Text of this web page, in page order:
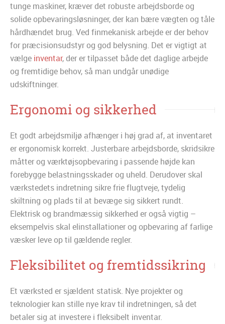
tunge maskiner, kræver det robuste arbejdsborde og
solide opbevaringsløsninger, der kan bære vægten og tåle
hårdhændet brug. Ved finmekanisk arbejde er der behov
for præcisionsudstyr og god belysning. Det er vigtigt at
vælge inventar, der er tilpasset både det daglige arbejde
og fremtidige behov, så man undgår unødige
udskiftninger.
Ergonomi og sikkerhed
Et godt arbejdsmiljø afhænger i høj grad af, at inventaret
er ergonomisk korrekt. Justerbare arbejdsborde, skridsikre
måtter og værktøjsopbevaring i passende højde kan
forebygge belastningsskader og uheld. Derudover skal
værkstedets indretning sikre frie flugtveje, tydelig
skiltning og plads til at bevæge sig sikkert rundt.
Elektrisk og brandmæssig sikkerhed er også vigtig –
eksempelvis skal elinstallationer og opbevaring af farlige
væsker leve op til gældende regler.
Fleksibilitet og fremtidssikring
Et værksted er sjældent statisk. Nye projekter og
teknologier kan stille nye krav til indretningen, så det
betaler sig at investere i fleksibelt inventar.